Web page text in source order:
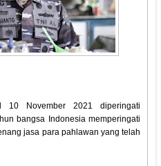
10 November 2021 diperingati
bangsa Indonesia memperingati
jasa para pahlawan yang telah